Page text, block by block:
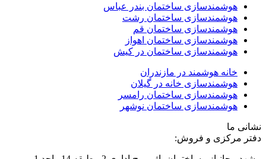
هوشمندسازی ساختمان بندر عباس
هوشمندسازی ساختمان رشت
هوشمندسازی ساختمان قم
هوشمندسازی ساختمان اهواز
هوشمندسازی ساختمان در کیش
خانه هوشمند در مازندران
هوشمندسازی خانه در گیلان
هوشمندسازی ساختمان رامسر
هوشمندسازی ساختمان نوشهر
نشانی ما
دفتر مرکزی و فروش: